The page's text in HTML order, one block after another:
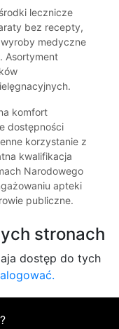
lecznicze
bez recepty,
medyczne
Asortyment
komfort
dostępności
korzystanie z
kwalifikacja
Narodowego
apteki
publiczne.
stronach
dostęp do tych
?